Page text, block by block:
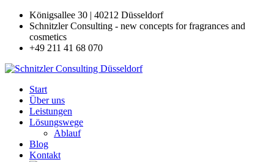
Königsallee 30 | 40212 Düsseldorf
Schnitzler Consulting - new concepts for fragrances and
cosmetics
+49 211 41 68 070
Start
Über uns
Leistungen
Lösungswege
Ablauf
Blog
Kontakt